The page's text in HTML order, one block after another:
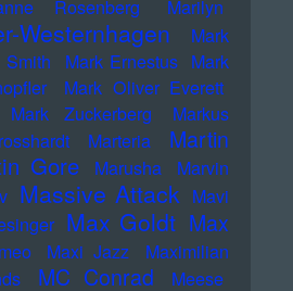
Rosenberg Marilyn
Westernhagen
Mark
Mark Ernestus Mark
Mark Oliver Everett
Mark Zuckerberg
Markus
Marteria
Martin
Gore Marusha
Marvin
Massive Attack Mavi
Max Goldt Max
Maxi Jazz
Maximilian
MC Conrad
Meese